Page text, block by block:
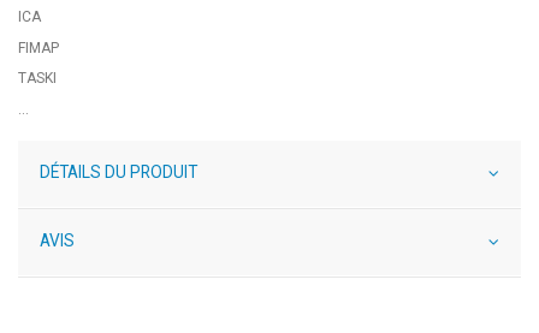
ICA
FIMAP
TASKI
DÉTAILS DU PRODUIT
AVIS